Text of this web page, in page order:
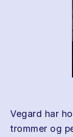
Vegard har
trommer og